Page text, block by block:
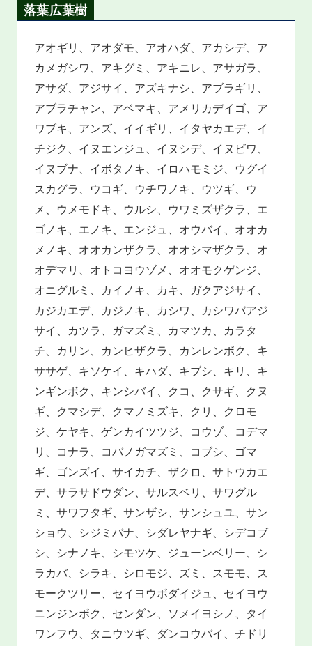
落葉広葉樹
アオギリ、アオダモ、アオハダ、アカシデ、ア
カメガシワ、アキグミ、アキニレ、アサガラ、
アサダ、アジサイ、アズキナシ、アブラギリ、
アブラチャン、アベマキ、アメリカデイゴ、ア
ワブキ、アンズ、イイギリ、イタヤカエデ、イ
チジク、イヌエンジュ、イヌシデ、イヌビワ、
イヌブナ、イボタノキ、イロハモミジ、ウグイ
スカグラ、ウコギ、ウチワノキ、ウツギ、ウ
メ、ウメモドキ、ウルシ、ウワミズザクラ、エ
ゴノキ、エノキ、エンジュ、オウバイ、オオカ
メノキ、オオカンザクラ、オオシマザクラ、オ
オデマリ、オトコヨウゾメ、オオモクゲンジ、
オニグルミ、カイノキ、カキ、ガクアジサイ、
カジカエデ、カジノキ、カシワ、カシワバアジ
サイ、カツラ、ガマズミ、カマツカ、カラタ
チ、カリン、カンヒザクラ、カンレンボク、キ
ササゲ、キソケイ、キハダ、キブシ、キリ、キ
ンギンボク、キンシバイ、クコ、クサギ、クヌ
ギ、クマシデ、クマノミズキ、クリ、クロモ
ジ、ケヤキ、ゲンカイツツジ、コウゾ、コデマ
リ、コナラ、コバノガマズミ、コブシ、ゴマ
ギ、ゴンズイ、サイカチ、ザクロ、サトウカエ
デ、サラサドウダン、サルスベリ、サワグル
ミ、サワフタギ、サンザシ、サンシュユ、サン
ショウ、シジミバナ、シダレヤナギ、シデコブ
シ、シナノキ、シモツケ、ジューンベリー、シ
ラカバ、シラキ、シロモジ、ズミ、スモモ、ス
モークツリー、セイヨウボダイジュ、セイヨウ
ニンジンボク、センダン、ソメイヨシノ、タイ
ワンフウ、タニウツギ、ダンコウバイ、チドリ